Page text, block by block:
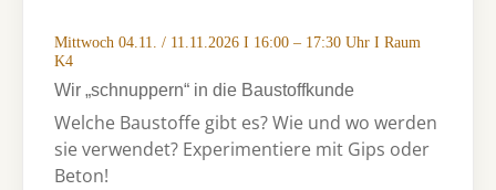
Mittwoch 04.11. / 11.11.2026 I 16:00 – 17:30 Uhr I Raum
K4
Wir „schnuppern“ in die Baustoffkunde
Welche Baustoffe gibt es? Wie und wo werden
sie verwendet? Experimentiere mit Gips oder
Beton!